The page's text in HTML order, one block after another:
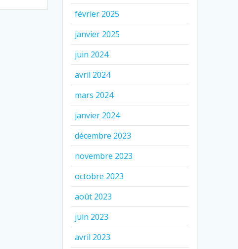
février 2025
janvier 2025
juin 2024
avril 2024
mars 2024
janvier 2024
décembre 2023
novembre 2023
octobre 2023
août 2023
juin 2023
avril 2023